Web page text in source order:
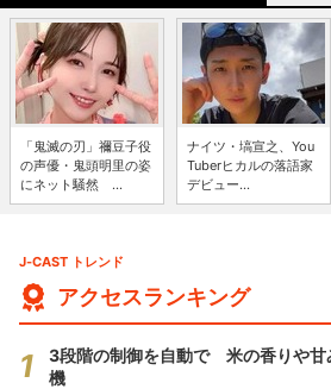
「鬼滅の刃」禰豆子役
の声優・鬼頭明里の姿
にネット騒然 ...
ナイツ・塙宣之、You
Tuberヒカルの落語家
デビュー...
J-CAST トレンド
アクセスランキング
3段階の制御を自動で 米の香りや甘
機